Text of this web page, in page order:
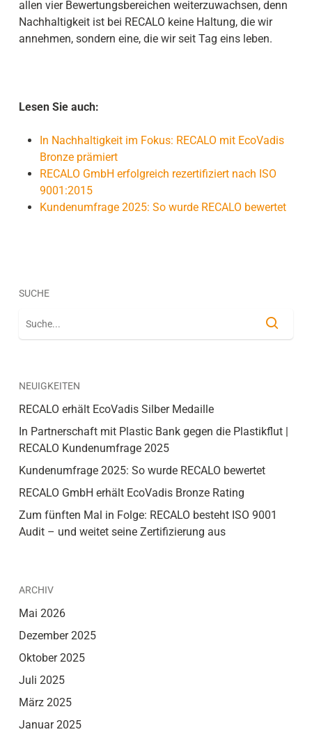
allen vier Bewertungsbereichen weiterzuwachsen, denn
Nachhaltigkeit ist bei RECALO keine Haltung, die wir
annehmen, sondern eine, die wir seit Tag eins leben.
Lesen Sie auch:
In Nachhaltigkeit im Fokus: RECALO mit EcoVadis
Bronze prämiert
RECALO GmbH erfolgreich rezertifiziert nach ISO
9001:2015
Kundenumfrage 2025: So wurde RECALO bewertet
SUCHE
NEUIGKEITEN
RECALO erhält EcoVadis Silber Medaille
In Partnerschaft mit Plastic Bank gegen die Plastikflut |
RECALO Kundenumfrage 2025
Kundenumfrage 2025: So wurde RECALO bewertet
RECALO GmbH erhält EcoVadis Bronze Rating
Zum fünften Mal in Folge: RECALO besteht ISO 9001
Audit – und weitet seine Zertifizierung aus
ARCHIV
Mai 2026
Dezember 2025
Oktober 2025
Juli 2025
März 2025
Januar 2025